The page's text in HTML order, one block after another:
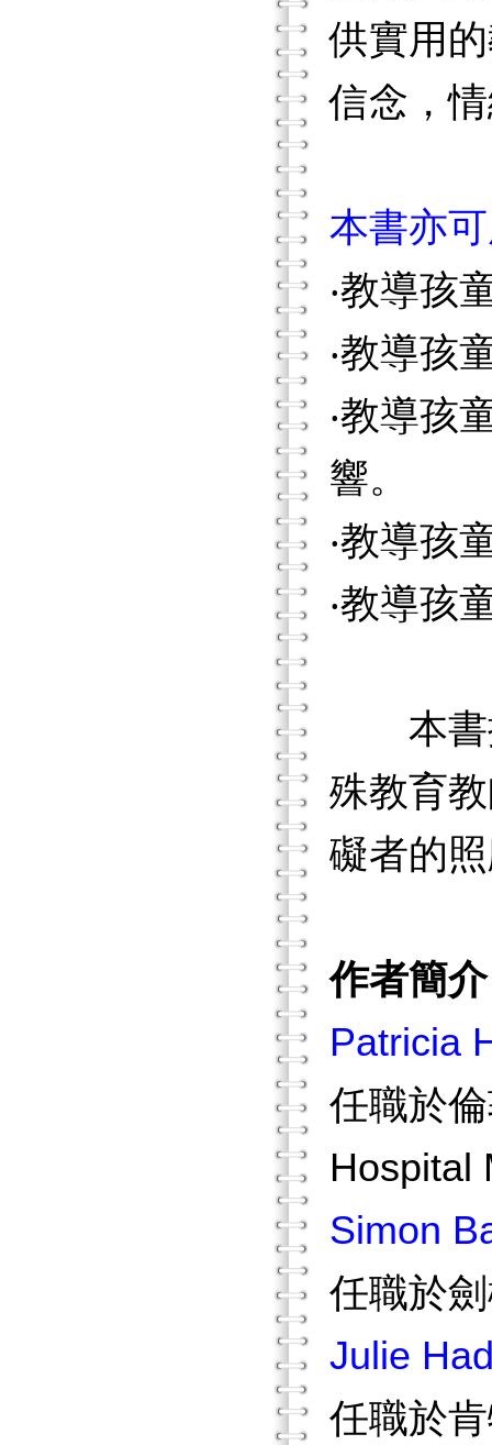
供實用
信念，
本書亦
‧教導孩
‧教導孩
‧教導孩
響。
‧教導孩
‧教導孩
本書提
殊教育
礙者的
作者簡介
Patricia
任職於
Hospital
Simon
任職於
Julie
任職於